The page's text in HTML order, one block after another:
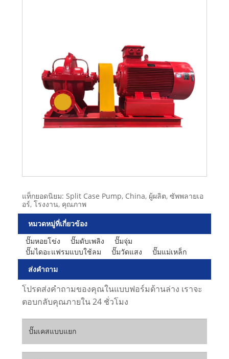
แท็กยอดนิยม: Split Case Pump, China, ผู้ผลิต, ซัพพลายเอ
อร์, โรงงาน, คุณภาพ
หมวดหมู่ที่เกี่ยวข้อง
ปั๊มหอยโข่ง
ปั๊มดับเพลิง
ปั๊มจุ่ม
ปั๊มไดอะแฟรมแบบใช้ลม
ปั๊มวัดแสง
ปั๊มแม่เหล็ก
ส่งคำถาม
โปรดส่งคำถามของคุณในแบบฟอร์มด้านล่าง เราจะ
ตอบกลับคุณภายใน 24 ชั่วโมง